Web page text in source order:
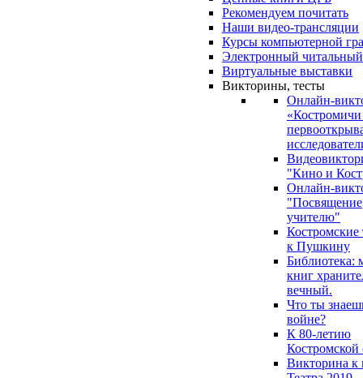
Рекомендуем почитать
Наши видео-трансляции
Курсы компьютерной
Электронный читальный
Виртуальные выставки
Викторины, тесты
Онлайн-
"Кино и
Онлайн-
"Посвящение
учителю"
к Пушкину
Библиотека:
книг
вечный.
Что ты
войне?
К 80-летию
Костромской
Викторина к